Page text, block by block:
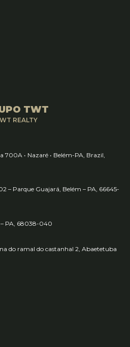
TWT
REALTY
700A • Nazaré • Belém-PA, Brazil,
– Parque Guajará, Belém – PA, 66645-
– PA, 68038-040
do ramal do castanhal 2, Abaetetuba